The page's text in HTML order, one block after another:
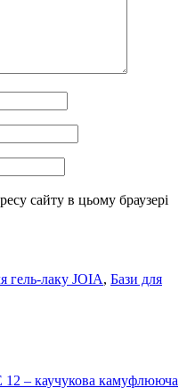
сайту в цьому браузері
гель-лаку JOIA, Бази для